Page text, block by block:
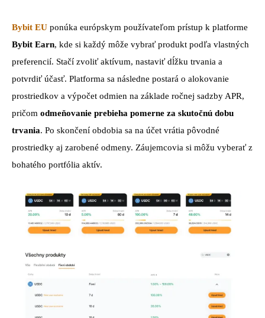
Bybit EU ponúka európskym používateľom prístup k platforme
Bybit Earn, kde si každý môže vybrať produkt podľa vlastných
preferencií. Stačí zvoliť aktívum, nastaviť dĺžku trvania a
potvrdiť účasť. Platforma sa následne postará o alokovanie
prostriedkov a výpočet odmien na základe ročnej sadzby APR,
pričom odmeňovanie prebieha pomerne za skutočnú dobu
trvania. Po skončení obdobia sa na účet vrátia pôvodné
prostriedky aj zarobené odmeny. Záujemcovia si môžu vyberať z
bohatého portfólia aktív.